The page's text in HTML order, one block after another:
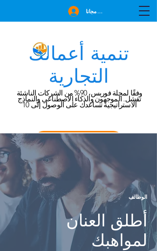
تنمية أعمالك
التجارية
وفقًا لمجلة فوربس، 90% من الشركات الناشئة
تفشل. الموجهون والذكاء الاصطناعي والنماذج
الاستراتيجية تساعدك على الوصول إلى 10
احجز استشارة مجانية
انضم مجانا
الوظائف
أطلق العنان
لمواهبك